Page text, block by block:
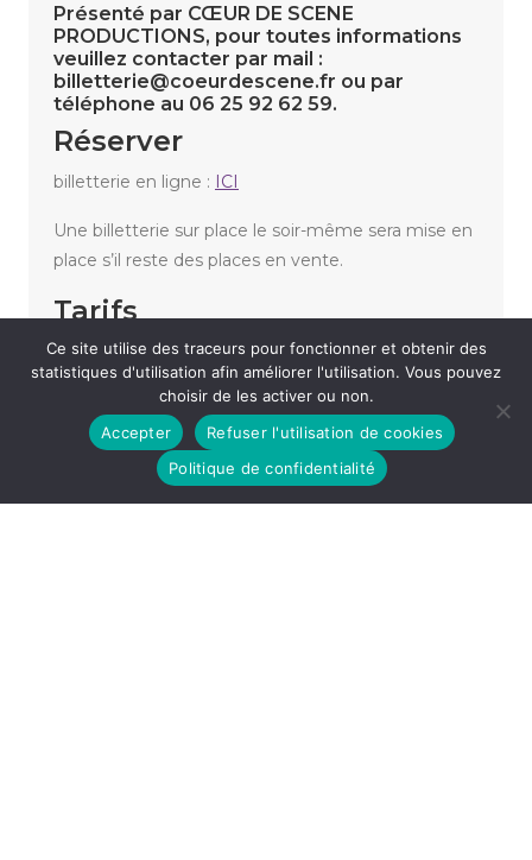
Présenté par CŒUR DE SCENE
PRODUCTIONS, pour toutes informations
veuillez contacter par mail :
billetterie@coeurdescene.fr ou par
téléphone au 06 25 92 62 59.
Réserver
billetterie en ligne : ICI
Une billetterie sur place le soir-même sera mise en
place s’il reste des places en vente.
Tarifs
Tarif plein : 28,00 €
ALEX RAMIRES : « PANACHE »
CE SOIR OU JAMAIS
Ce site utilise des traceurs pour fonctionner et obtenir des
statistiques d'utilisation afin améliorer l'utilisation. Vous pouvez
choisir de les activer ou non.
Accepter
Refuser l'utilisation de cookies
Politique de confidentialité